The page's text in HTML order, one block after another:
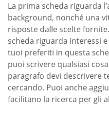
La prima scheda riguarda
background, nonché una
risposte dalle scelte
scheda riguarda interessi
tuoi preferiti in questa
puoi scrivere qualsiasi
paragrafo devi descrivere
cercando. Puoi anche
facilitano la ricerca per gli